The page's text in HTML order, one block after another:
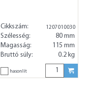
Cikkszám: 1207010030
Szélesség:
80 mm
Magasság:
115 mm
Bruttó súly:
0.2 kg
hasonlít